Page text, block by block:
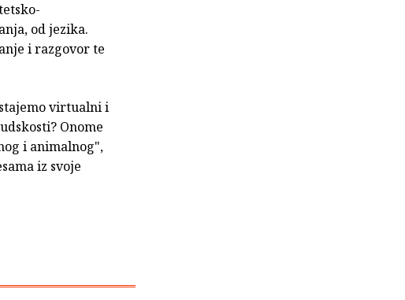
od jezika.
i razgovor te
virtualni i
Onome
i animalnog",
iz svoje